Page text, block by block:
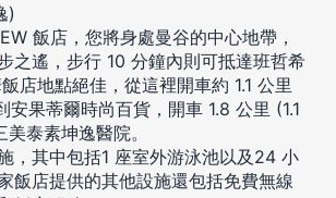
)
飯店，您將身處曼谷的中心地帶，
之遙，步行 10 分鐘內則可抵達班哲希
店地點絕佳，從這裡開車約 1.1 公里
安果蒂爾時尚百貨，開車 1.8 公里 (1.1
泰素坤逸醫院。
，其中包括1 座室外游泳池以及24 小
飯店提供的其他設施還包括免費無線